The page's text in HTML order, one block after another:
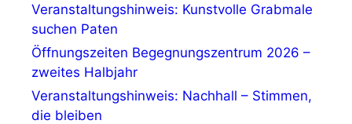
Veranstaltungshinweis: Kunstvolle Grabmale
suchen Paten
Öffnungszeiten Begegnungszentrum 2026 –
zweites Halbjahr
Veranstaltungshinweis: Nachhall – Stimmen,
die bleiben